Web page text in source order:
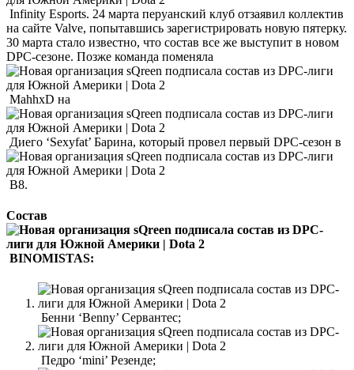
Infinity Esports. 24 марта перуанский клуб отзаявил коллектив
на сайте Valve, попытавшись зарегистрировать новую пятерку.
30 марта стало известно, что состав все же выступит в новом
DPC-сезоне. Позже команда поменяла
MahhxD на
Диего ‘Sexyfat’ Барина, который провел первый DPC-сезон в
B8.
Состав
BINOMISTAS:
Бенни ‘Benny’ Сервантес;
Педро ‘mini’ Резенде;